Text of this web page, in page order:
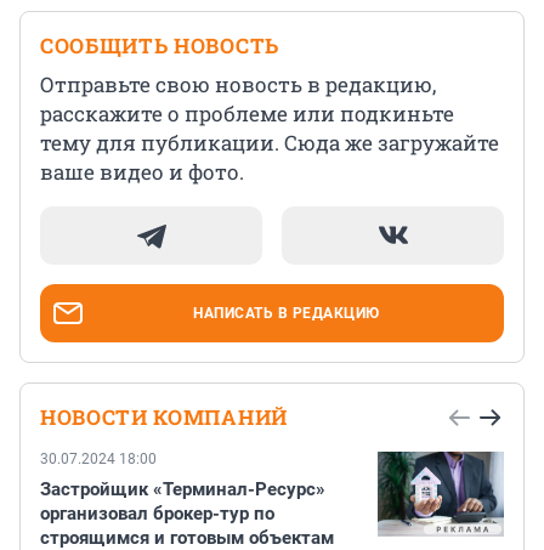
СООБЩИТЬ НОВОСТЬ
Отправьте свою новость в редакцию,
расскажите о проблеме или подкиньте
тему для публикации. Сюда же загружайте
ваше видео и фото.
НАПИСАТЬ В РЕДАКЦИЮ
НОВОСТИ КОМПАНИЙ
30.07.2024 18:00
Застройщик «Терминал-Ресурс»
организовал брокер-тур по
строящимся и готовым объектам